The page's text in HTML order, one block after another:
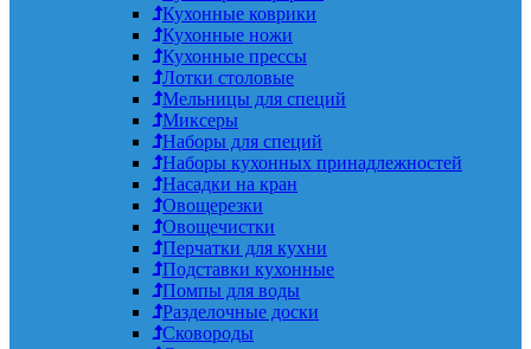
Кухонные коврики
Кухонные ножи
Кухонные прессы
Лотки столовые
Мельницы для специй
Миксеры
Наборы для специй
Наборы кухонных принадлежностей
Насадки на кран
Овощерезки
Овощечистки
Перчатки для кухни
Подставки кухонные
Помпы для воды
Разделочные доски
Сковороды